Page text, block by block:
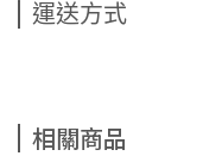
運送方式
相關商品